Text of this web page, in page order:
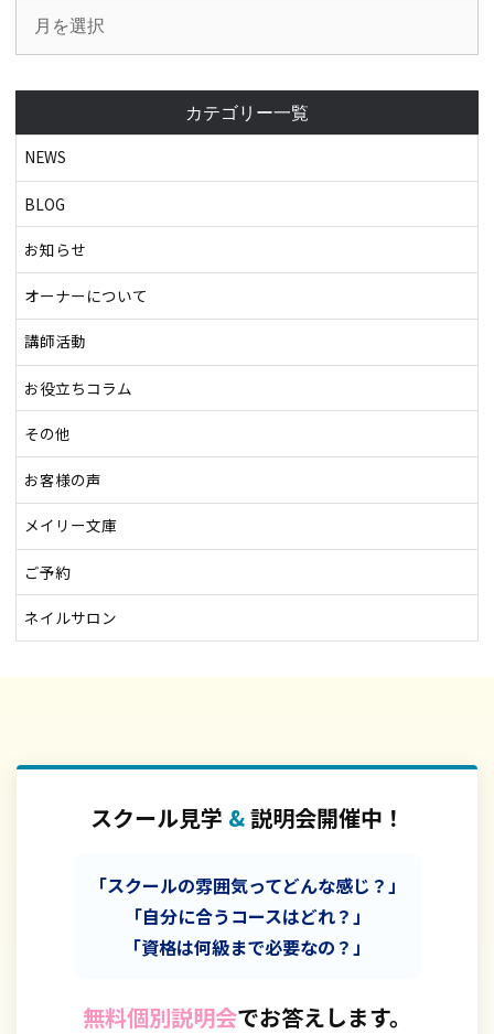
カテゴリー一覧
NEWS
BLOG
お知らせ
オーナーについて
講師活動
お役立ちコラム
その他
お客様の声
メイリー文庫
ご予約
ネイルサロン
スクール見学 &説明会開催中！
「スクールの雰囲気ってどんな感じ？」
「自分に合うコースはどれ？」
「資格は何級まで必要なの？」
無料個別説明会でお答えします。